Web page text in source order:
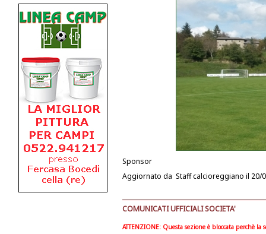
Sponsor
Aggiornato da Staff calcioreggiano il 20/
COMUNICATI UFFICIALI SOCIETA'
ATTENZIONE: Questa sezione è bloccata perchè